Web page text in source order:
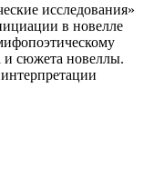
исследования»
в новелле
и сюжета новеллы.